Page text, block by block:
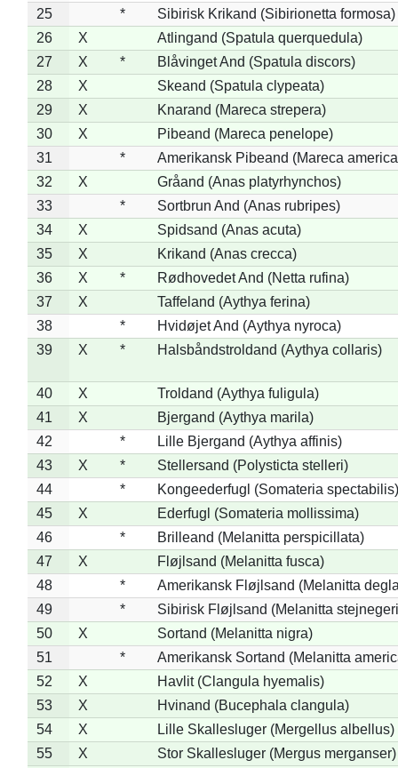
25
*
Sibirisk Krikand (Sibirionetta formosa)
26
X
Atlingand (Spatula querquedula)
27
X *
Blåvinget And (Spatula discors)
28
X
Skeand (Spatula clypeata)
29
X
Knarand (Mareca strepera)
30
X
Pibeand (Mareca penelope)
31
*
Amerikansk Pibeand (Mareca
32
X
Gråand (Anas platyrhynchos)
33
*
Sortbrun And (Anas rubripes)
34
X
Spidsand (Anas acuta)
35
X
Krikand (Anas crecca)
36
X *
Rødhovedet And (Netta rufina)
37
X
Taffeland (Aythya ferina)
38
*
Hvidøjet And (Aythya nyroca)
39
X * Halsbåndstroldand (Aythya collaris)
40 X
Troldand (Aythya fuligula)
41
X
Bjergand (Aythya marila)
42
*
Lille Bjergand (Aythya affinis)
43
X *
Stellersand (Polysticta stelleri)
44
*
Kongeederfugl (Somateria spectabilis)
45
X
Ederfugl (Somateria mollissima)
46
*
Brilleand (Melanitta perspicillata)
47
X
Fløjlsand (Melanitta fusca)
48
*
Amerikansk Fløjlsand (Melanitta
49
*
Sibirisk Fløjlsand (Melanitta
50
X
Sortand (Melanitta nigra)
51
*
Amerikansk Sortand (Melanitta
52
X
Havlit (Clangula hyemalis)
53
X
Hvinand (Bucephala clangula)
54
X
Lille Skallesluger (Mergellus albellus)
55
X
Stor Skallesluger (Mergus merganser)